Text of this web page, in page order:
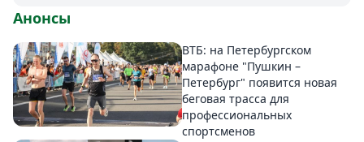
Анонсы
ВТБ: на Петербургском
марафоне "Пушкин –
Петербург" появится новая
беговая трасса для
профессиональных
спортсменов